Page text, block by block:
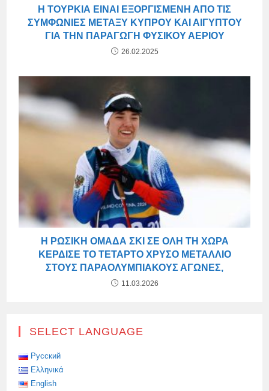
Η ΤΟΥΡΚΊΑ ΕΊΝΑΙ ΕΞΟΡΓΙΣΜΈΝΗ ΑΠΌ ΤΙΣ
ΣΥΜΦΩΝΊΕΣ ΜΕΤΑΞΎ ΚΎΠΡΟΥ ΚΑΙ ΑΙΓΎΠΤΟΥ
ΓΙΑ ΤΗΝ ΠΑΡΑΓΩΓΉ ΦΥΣΙΚΟΎ ΑΕΡΊΟΥ
26.02.2025
Η ΡΩΣΙΚΉ ΟΜΆΔΑ ΣΚΙ ΣΕ ΌΛΗ ΤΗ ΧΏΡΑ
ΚΈΡΔΙΣΕ ΤΟ ΤΈΤΑΡΤΟ ΧΡΥΣΌ ΜΕΤΆΛΛΙΟ
ΣΤΟΥΣ ΠΑΡΑΟΛΥΜΠΙΑΚΟΎΣ ΑΓΏΝΕΣ,
11.03.2026
SELECT LANGUAGE
Русский
Ελληνικά
English